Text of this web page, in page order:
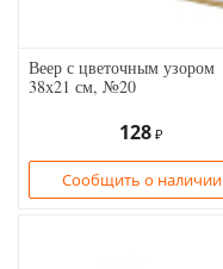
Веер с цветочным узором
38х21 см, №20
128 ₽
Сообщить о наличии